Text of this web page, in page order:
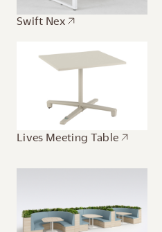
Swift Nex
Lives Meeting Table